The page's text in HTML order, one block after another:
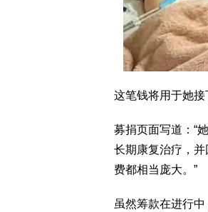
这笔钱将用于她接
募捐页面写道：“
长期康复治疗，
费都相当庞大。”
虽然筹款在进行